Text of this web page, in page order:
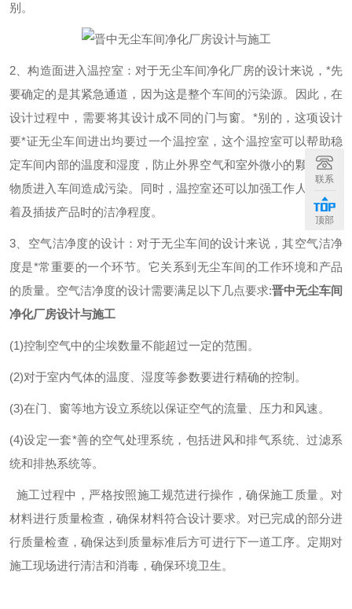
别。
2、构造面进入温控室：对于无尘车间净化厂房的设计来说，*先
要确定的是其紧急通道，因为这是整个车间的污染源。因此，在
设计过程中，需要将其设计成不同的门与窗。*别的，这项设计
要*证无尘车间进出均要过一个温控室，这个温控室可以帮助稳
定车间内部的温度和湿度，防止外界空气和室外微小的颗粒物等
物质进入车间造成污染。同时，温控室还可以加强工作人员的穿
着及插拔产品时的洁净程度。
3、空气洁净度的设计：对于无尘车间的设计来说，其空气洁净
度是*常重要的一个环节。它关系到无尘车间的工作环境和产品
的质量。空气洁净度的设计需要满足以下几点要求:晋中无尘车间
净化厂房设计与施工
(1)控制空气中的尘埃数量不能超过一定的范围。
(2)对于室内气体的温度、湿度等参数要进行精确的控制。
(3)在门、窗等地方设立系统以保证空气的流量、压力和风速。
(4)设定一套*善的空气处理系统，包括进风和排气系统、过滤系
统和排热系统等。
施工过程中，严格按照施工规范进行操作，确保施工质量。对
材料进行质量检查，确保材料符合设计要求。对已完成的部分进
行质量检查，确保达到质量标准后方可进行下一道工序。定期对
施工现场进行清洁和消毒，确保环境卫生。
联系
顶部